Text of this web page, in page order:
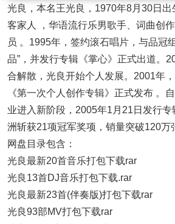
光良，本名王光良，1970年8月30日出
客家人 ，华语流行乐男歌手、词曲创
员 。1995年，签约滚石唱片，与品冠
品”，并发行专辑《掌心》正式出道。
合解散，光良开始个人发展。2001年
《第一次个人创作专辑》正式发布 。
业进入新阶段，2005年1月21日发行专
洲斩获21项冠军奖项，销量突破120万
网盘目录包含：
光良最新20首音乐打包下载rar
光良13首DJ音乐打包下载.rar
光良最新23首(伴奏版)打包下载rar
光良93部MV打包下载rar